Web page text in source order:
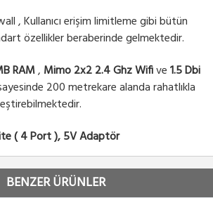
, Kullanıcı erişim limitleme gibi bütün
özellikler beraberinde gelmektedir.
RAM, Mimo 2x2 2.4 Ghz Wifive1.5 Dbi
200 metrekare alanda rahatlıkla
( 4 Port ), 5V Adaptör
BENZER ÜRÜNLER